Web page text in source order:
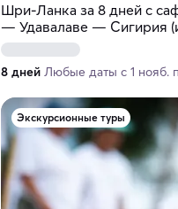
Шри-Ланка за 8 дней с
— Удавалаве — Сигирия
8 дней Любые даты с 1 нояб.
Экскурсионные туры